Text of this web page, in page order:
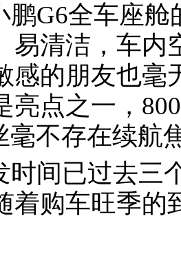
鹏G6全车座
易清洁，车内
感的朋友也毫
亮点之一，
毫不存在续航
时间已过去三
着购车旺季